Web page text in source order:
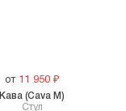
от 11 950₽
Стул
Кава (Cava M)